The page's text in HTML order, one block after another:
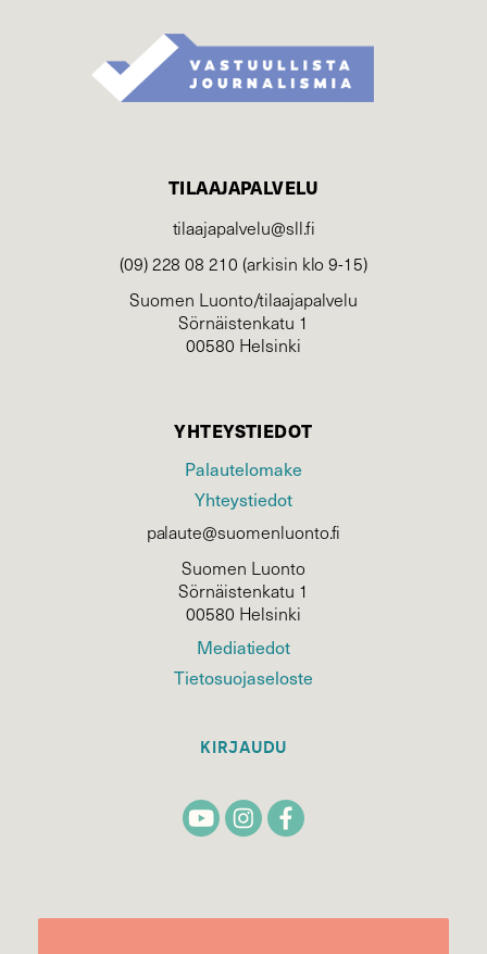
TILAAJAPALVELU
tilaajapalvelu@sll.fi
(09) 228 08 210 (arkisin klo 9-15)
Suomen Luonto/tilaajapalvelu
Sörnäistenkatu 1
00580 Helsinki
YHTEYSTIEDOT
Palautelomake
Yhteystiedot
palaute@suomenluonto.fi
Suomen Luonto
Sörnäistenkatu 1
00580 Helsinki
Mediatiedot
Tietosuojaseloste
KIRJAUDU